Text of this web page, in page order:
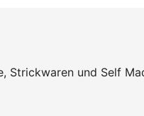
Strickwaren und Self